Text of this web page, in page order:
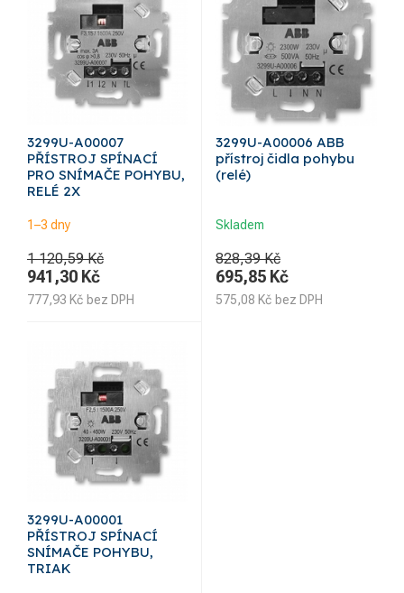
3299U-A00007
PŘÍSTROJ SPÍNACÍ
PRO SNÍMAČE POHYBU,
RELÉ 2X
1–3 dny
1 120,59 Kč
941,30 Kč
777,93 Kč bez DPH
3299U-A00006 ABB
přístroj čidla pohybu
(relé)
Skladem
828,39 Kč
695,85 Kč
575,08 Kč bez DPH
3299U-A00001
PŘÍSTROJ SPÍNACÍ
SNÍMAČE POHYBU,
TRIAK